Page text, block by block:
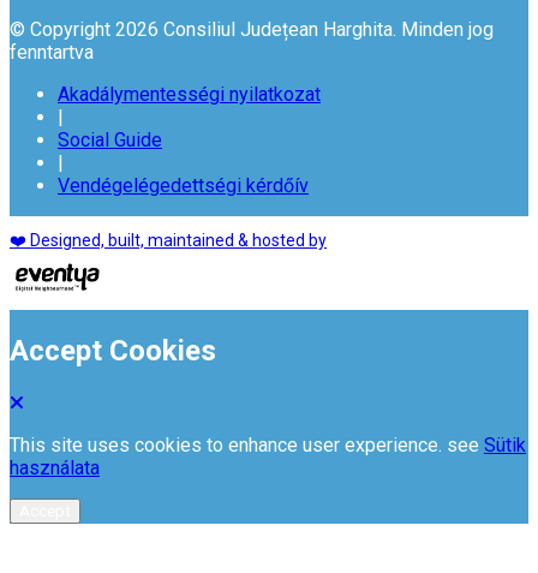
© Copyright 2026 Consiliul Județean Harghita. Minden jog
fenntartva
Akadálymentességi nyilatkozat
|
Social Guide
|
Vendégelégedettségi kérdőív
❤️ Designed, built, maintained & hosted by
Accept Cookies
This site uses cookies to enhance user experience. see Sütik
használata